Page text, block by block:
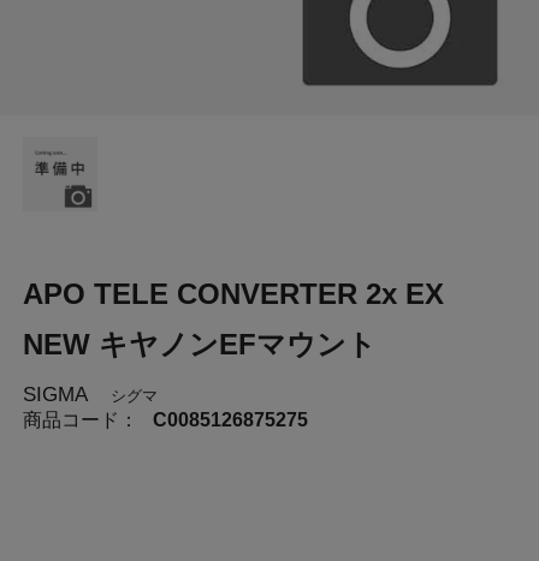
APO TELE CONVERTER 2x EX
NEW キヤノンEFマウント
SIGMA シグマ
商品コード： C0085126875275